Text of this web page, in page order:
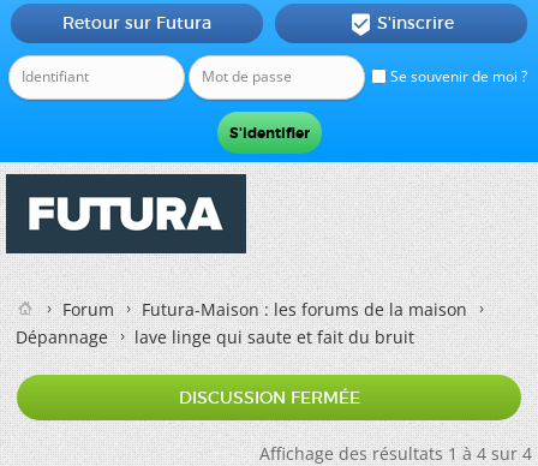
Se souvenir de moi ?
Retour sur Futura  S'inscrire
Forum
Futura-Maison : les forums de la maison
Dépannage
lave linge qui saute et fait du bruit
DISCUSSION FERMÉE
Affichage des résultats 1 à 4 sur 4